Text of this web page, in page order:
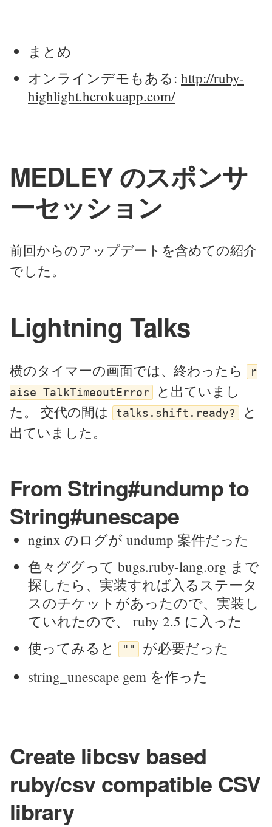
まとめ
オンラインデモもある: http://ruby-
highlight.herokuapp.com/
MEDLEY のスポンサ
ーセッション
前回からのアップデートを含めての紹介
でした。
Lightning Talks
横のタイマーの画面では、終わったら r
aise TalkTimeoutError
と出ていまし
た。 交代の間は
talks.shift.ready? と
出ていました。
From String#undump to
String#unescape
nginx のログが undump 案件だった
色々ググって bugs.ruby-lang.org まで
探したら、実装すれば入るステータ
スのチケットがあったので、実装し
ていれたので、 ruby 2.5 に入った
使ってみると
""
が必要だった
string_unescape gem を作った
Create libcsv based
ruby/csv compatible CSV
library